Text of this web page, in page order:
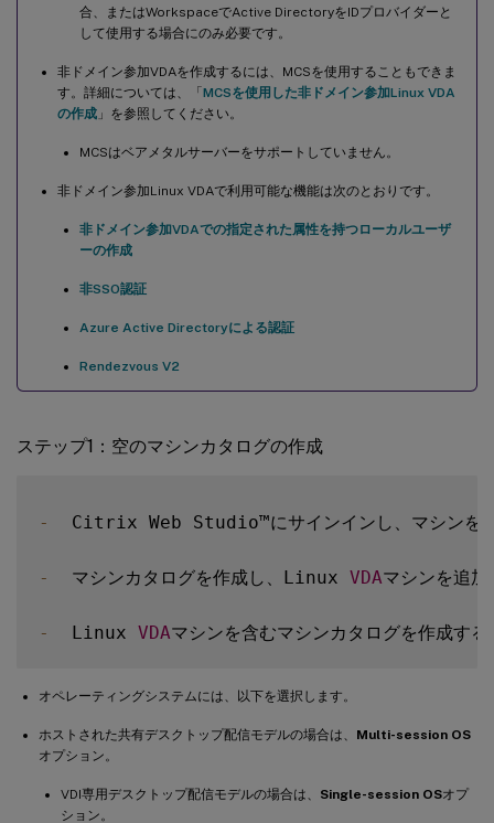
合、またはWorkspaceでActive DirectoryをIDプロバイダーと
して使用する場合にのみ必要です。
非ドメイン参加VDAを作成するには、MCSを使用することもできま
す。詳細については、「MCSを使用した非ドメイン参加Linux VDA
の作成 」を参照してください。
MCSはベアメタルサーバーをサポートしていません。
非ドメイン参加Linux VDAで利用可能な機能は次のとおりです。
非ドメイン参加VDAでの指定された属性を持つローカルユーザ
ーの作成
非SSO認証
Azure Active Directoryによる認証
Rendezvous V2
ステップ1：空のマシンカタログの作成
-
Citrix Web Studio™にサインインし、マシンを
-
  マシンカタログを作成し、Linux
VDAマシンを追
-
  Linux
VDAマシンを含むマシンカタログを作成す
オペレーティングシステムには、以下を選択します。
ホストされた共有デスクトップ配信モデルの場合は、 Multi-session OS
オプション。
VDI専用デスクトップ配信モデルの場合は、 Single-session OSオプ
ション。